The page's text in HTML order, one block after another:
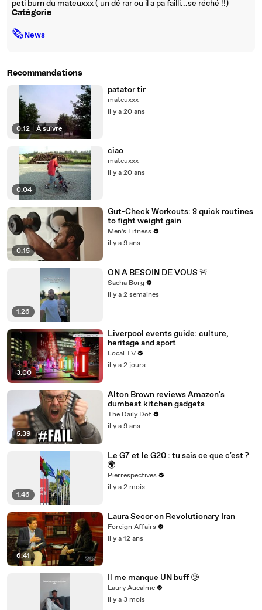
peti burn du mateuxxx ( un dé rar ou il a pa failli...se réché !!)
Catégorie
🗞News
Recommandations
0:12 À suivre
patator tir
mateuxxx
il y a 20 ans
0:04
ciao
mateuxxx
il y a 20 ans
0:15
Gut-Check Workouts: 8 quick routines
to fight weight gain
Men's Fitness
il y a 9 ans
1:26
ON A BESOIN DE VOUS 🚨
Sacha Borg
il y a 2 semaines
3:00
Liverpool events guide: culture,
heritage and sport
Local TV
il y a 2 jours
5:39
Alton Brown reviews Amazon's
dumbest kitchen gadgets
The Daily Dot
il y a 9 ans
1:46
Le G7 et le G20 : tu sais ce que c'est ?
🌍
Pierrespectives
il y a 2 mois
6:41
Laura Secor on Revolutionary Iran
Foreign Affairs
il y a 12 ans
Il me manque UN buff 🥲
Laury Aucalme
il y a 3 mois